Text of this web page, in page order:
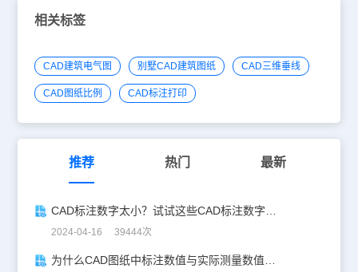
相关标签
CAD建筑电气图 别墅CAD建筑图纸 CAD三维垂线
CAD图纸比例 CAD标注打印
推荐 热门 最新
2024-04-16 39444次